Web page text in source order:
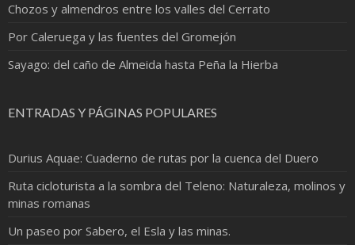
Chozos y almendros entre los valles del Cerrato
Por Caleruega y las fuentes del Gromejón
Sayago: del caño de Almeida hasta Peña la Hierba
ENTRADAS Y PÁGINAS POPULARES
Durius Aquae: Cuaderno de rutas por la cuenca del Duero
Ruta cicloturista a la sombra del Teleno: Naturaleza, molinos y
minas romanas
Un paseo por Sabero, el Esla y las minas.